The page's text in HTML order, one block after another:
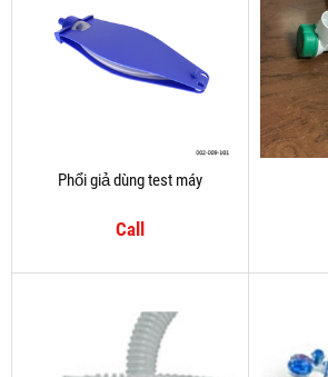
Phổi giả dùng test máy
Call